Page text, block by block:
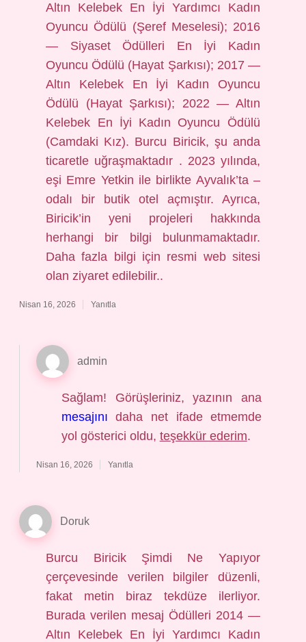
Altın Kelebek En İyi Yardımcı Kadın
Oyuncu Ödülü (Şeref Meselesi); 2016
— Siyaset Ödülleri En İyi Kadın
Oyuncu Ödülü (Hayat Şarkısı); 2017 —
Altın Kelebek En İyi Kadın Oyuncu
Ödülü (Hayat Şarkısı); 2022 — Altın
Kelebek En İyi Kadın Oyuncu Ödülü
(Camdaki Kız). Burcu Biricik, şu anda
ticaretle uğraşmaktadır . 2023 yılında,
eşi Emre Yetkin ile birlikte Ayvalık’ta –
odalı bir butik otel açmıştır. Ayrıca,
Biricik’in yeni projeleri hakkında
herhangi bir bilgi bulunmamaktadır.
Daha fazla bilgi için resmi web sitesi
olan ziyaret edilebilir..
Nisan 16, 2026 Yanıtla
admin
Sağlam! Görüşleriniz, yazının ana
mesajını daha net ifade etmemde
yol gösterici oldu, teşekkür ederim.
Nisan 16, 2026 Yanıtla
Doruk
Burcu Biricik Şimdi Ne Yapıyor
çerçevesinde verilen bilgiler düzenli,
fakat metin biraz tekdüze ilerliyor.
Burada verilen mesaj Ödülleri 2014 —
Altın Kelebek En İyi Yardımcı Kadın